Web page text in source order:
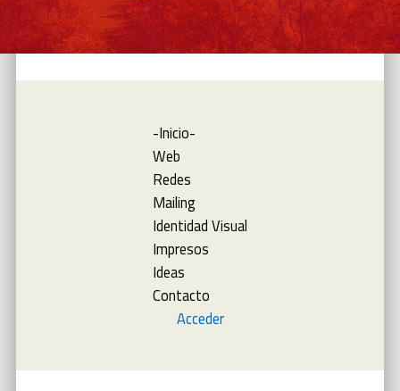
-Inicio-
Web
Redes
Mailing
Identidad Visual
Impresos
Ideas
Contacto
Acceder